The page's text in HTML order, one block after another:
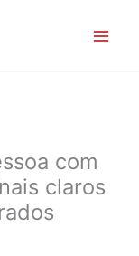
com
claros